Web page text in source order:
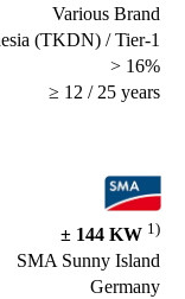
Various Brand
(TKDN) / Tier-1
> 16%
≥ 12 / 25 years
± 144 KW 1)
SMA Sunny Island
Germany